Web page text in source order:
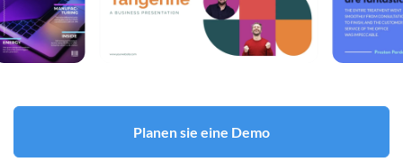
Planen sie eine Demo